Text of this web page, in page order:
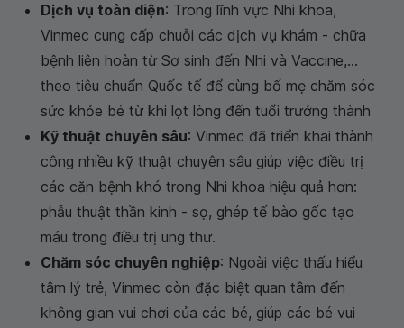
Dịch vụ toàn diện: Trong lĩnh vực Nhi khoa,
Vinmec cung cấp chuỗi các dịch vụ khám - chữa
bệnh liên hoàn từ Sơ sinh đến Nhi và Vaccine,...
theo tiêu chuẩn Quốc tế để cùng bố mẹ chăm sóc
sức khỏe bé từ khi lọt lòng đến tuổi trưởng thành
Kỹ thuật chuyên sâu: Vinmec đã triển khai thành
công nhiều kỹ thuật chuyên sâu giúp việc điều trị
các căn bệnh khó trong Nhi khoa hiệu quả hơn:
phẫu thuật thần kinh - sọ, ghép tế bào gốc tạo
máu trong điều trị ung thư.
Chăm sóc chuyên nghiệp: Ngoài việc thấu hiểu
tâm lý trẻ, Vinmec còn đặc biệt quan tâm đến
không gian vui chơi của các bé, giúp các bé vui